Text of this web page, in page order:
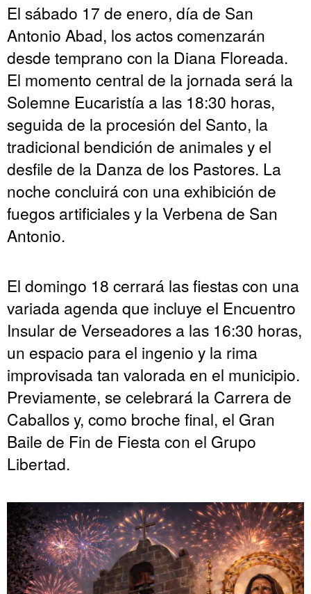
El sábado 17 de enero, día de San
Antonio Abad, los actos comenzarán
desde temprano con la Diana Floreada.
El momento central de la jornada será la
Solemne Eucaristía a las 18:30 horas,
seguida de la procesión del Santo, la
tradicional bendición de animales y el
desfile de la Danza de los Pastores. La
noche concluirá con una exhibición de
fuegos artificiales y la Verbena de San
Antonio.
El domingo 18 cerrará las fiestas con una
variada agenda que incluye el Encuentro
Insular de Verseadores a las 16:30 horas,
un espacio para el ingenio y la rima
improvisada tan valorada en el municipio.
Previamente, se celebrará la Carrera de
Caballos y, como broche final, el Gran
Baile de Fin de Fiesta con el Grupo
Libertad.